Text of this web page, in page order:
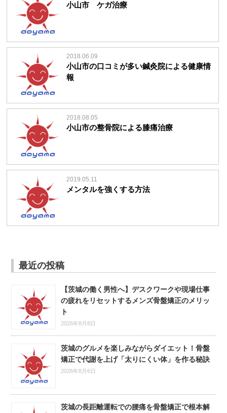
小山市 ケガ治療
2018.06.09
小山市の口コミが多い鍼灸院による健康情
報
2018.08.05
小山市の整骨院による膝痛治療
2019.05.11
メンタルを強くする方法
最近の投稿
【茨城の働く男性へ】デスクワークや現場仕事
の疲れをリセットするメンズ骨盤矯正のメリッ
ト
2026年8月8日
茨城のグルメを楽しみながらダイエット！骨盤
矯正で代謝を上げ「太りにくい体」を作る秘訣
2026年8月6日
茨城の長距離運転での腰痛を骨盤矯正で根本解